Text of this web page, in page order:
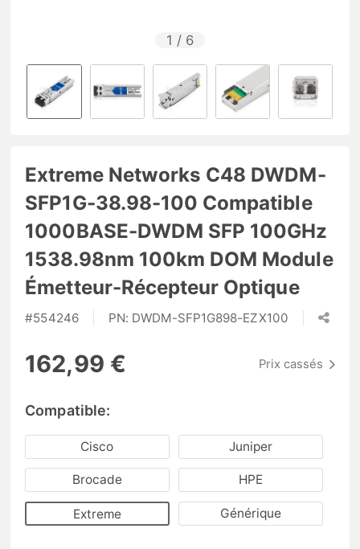
1 / 6
Extreme Networks C48 DWDM-
SFP1G-38.98-100 Compatible
1000BASE-DWDM SFP 100GHz
1538.98nm 100km DOM Module
Émetteur-Récepteur Optique
#554246 PN: DWDM-SFP1G898-EZX100
162,99 € Prix cassés
Compatible:
Cisco Juniper
Brocade HPE
Extreme Générique